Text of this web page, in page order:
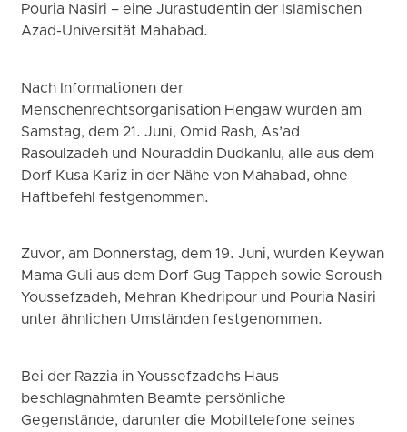
Pouria Nasiri – eine Jurastudentin der Islamischen
Azad-Universität Mahabad.
Nach Informationen der
Menschenrechtsorganisation Hengaw wurden am
Samstag, dem 21. Juni, Omid Rash, As’ad
Rasoulzadeh und Nouraddin Dudkanlu, alle aus dem
Dorf Kusa Kariz in der Nähe von Mahabad, ohne
Haftbefehl festgenommen.
Zuvor, am Donnerstag, dem 19. Juni, wurden Keywan
Mama Guli aus dem Dorf Gug Tappeh sowie Soroush
Youssefzadeh, Mehran Khedripour und Pouria Nasiri
unter ähnlichen Umständen festgenommen.
Bei der Razzia in Youssefzadehs Haus
beschlagnahmten Beamte persönliche
Gegenstände, darunter die Mobiltelefone seines